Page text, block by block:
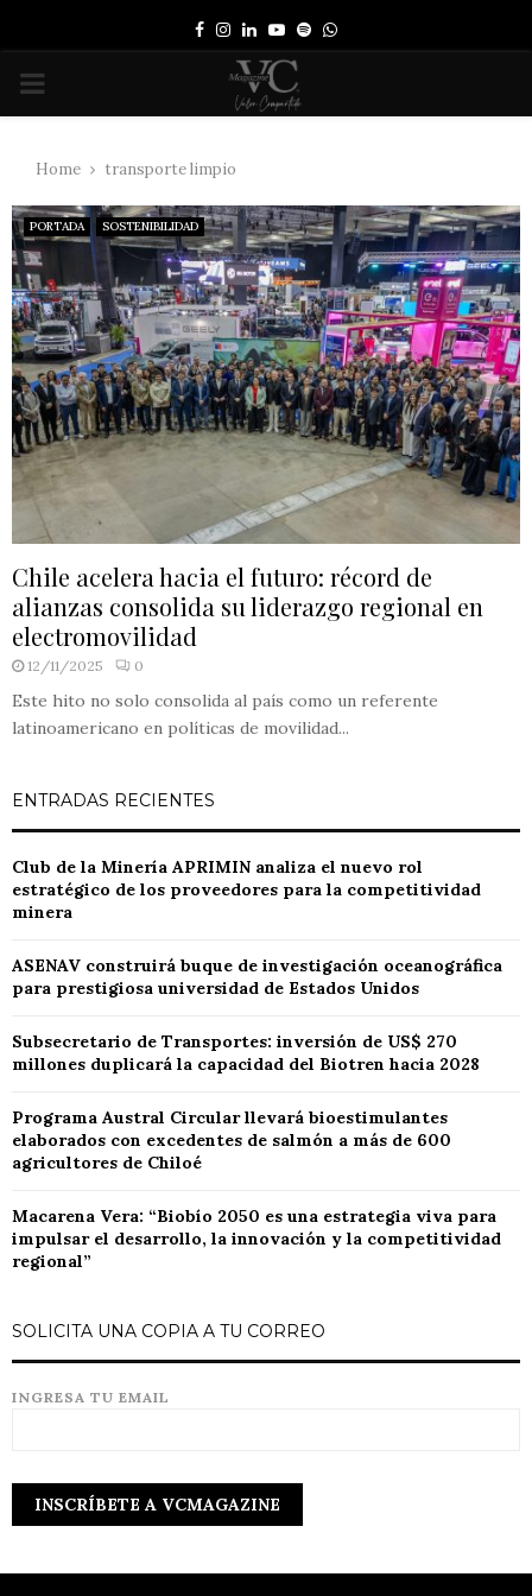
Facebook
Instagram
LinkedinYoutube
SpotifyWhatsapp
PRIMARY
Home transporte limpio
PORTADA SOSTENIBILIDAD
Chile acelera hacia el futuro: récord de
alianzas consolida su liderazgo regional en
electromovilidad
12/11/2025 0
Este hito no solo consolida al país como un referente
latinoamericano en políticas de movilidad...
ENTRADAS RECIENTES
Club de la Minería APRIMIN analiza el nuevo rol
estratégico de los proveedores para la competitividad
minera
ASENAV construirá buque de investigación oceanográfica
para prestigiosa universidad de Estados Unidos
Subsecretario de Transportes: inversión de US$ 270
millones duplicará la capacidad del Biotren hacia 2028
Programa Austral Circular llevará bioestimulantes
elaborados con excedentes de salmón a más de 600
agricultores de Chiloé
Macarena Vera: “Biobío 2050 es una estrategia viva para
impulsar el desarrollo, la innovación y la competitividad
regional”
SOLICITA UNA COPIA A TU CORREO
INGRESA TU EMAIL